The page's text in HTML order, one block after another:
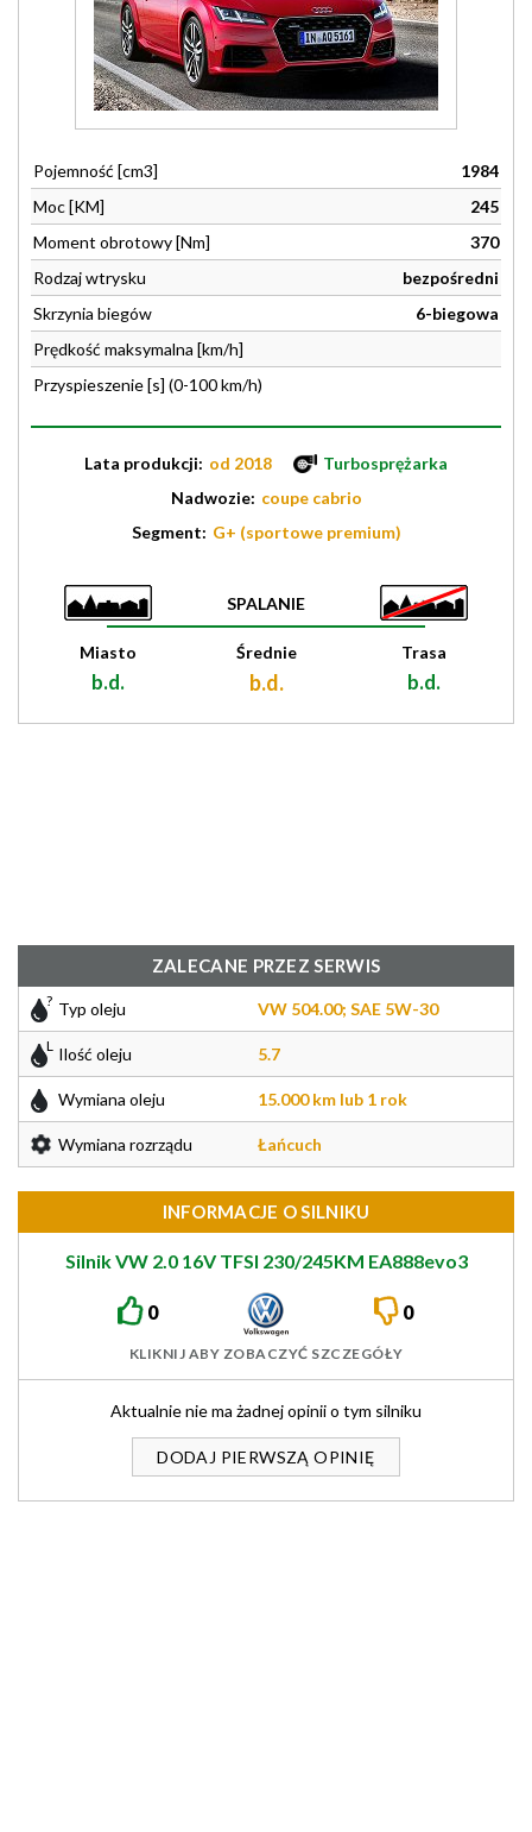
Pojemność [cm3]
1984
Moc [KM]
245
Moment obrotowy [Nm]
370
Rodzaj wtrysku
bezpośredni
Skrzynia biegów
6-biegowa
Prędkość maksymalna [km/h]
Przyspieszenie [s] (0-100 km/h)
Lata produkcji: od 2018
Turbosprężarka
Nadwozie: coupe cabrio
Segment: G+ (sportowe premium)
SPALANIE
Miasto
b.d.
Średnie
b.d.
Trasa
b.d.
ZALECANE PRZEZ SERWIS
Typ oleju VW 504.00; SAE 5W-30
Ilość oleju 5.7
Wymiana oleju 15.000 km lub 1 rok
Wymiana rozrządu Łańcuch
INFORMACJE O SILNIKU
Silnik VW 2.0 16V TFSI 230/245KM EA888evo3
0 0
KLIKNIJ ABY ZOBACZYĆ SZCZEGÓŁY
Aktualnie nie ma żadnej opinii o tym silniku
DODAJ PIERWSZĄ OPINIĘ